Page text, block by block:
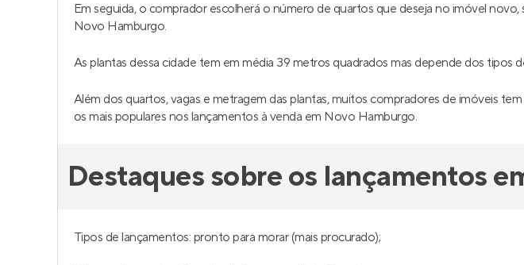
Em seguida, o comprador escolherá o número de quartos que deseja no imóvel novo,
Novo Hamburgo.
As plantas dessa cidade tem em média 39 metros quadrados mas depende dos
Além dos quartos, vagas e metragem das plantas, muitos compradores de imóveis
os mais populares nos lançamentos à venda em Novo Hamburgo.
Destaques sobre os lançamentos
Tipos de lançamentos: pronto para morar (mais procurado);